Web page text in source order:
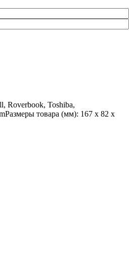
Roverbook, Toshiba,
товара (мм): 167 x 82 x